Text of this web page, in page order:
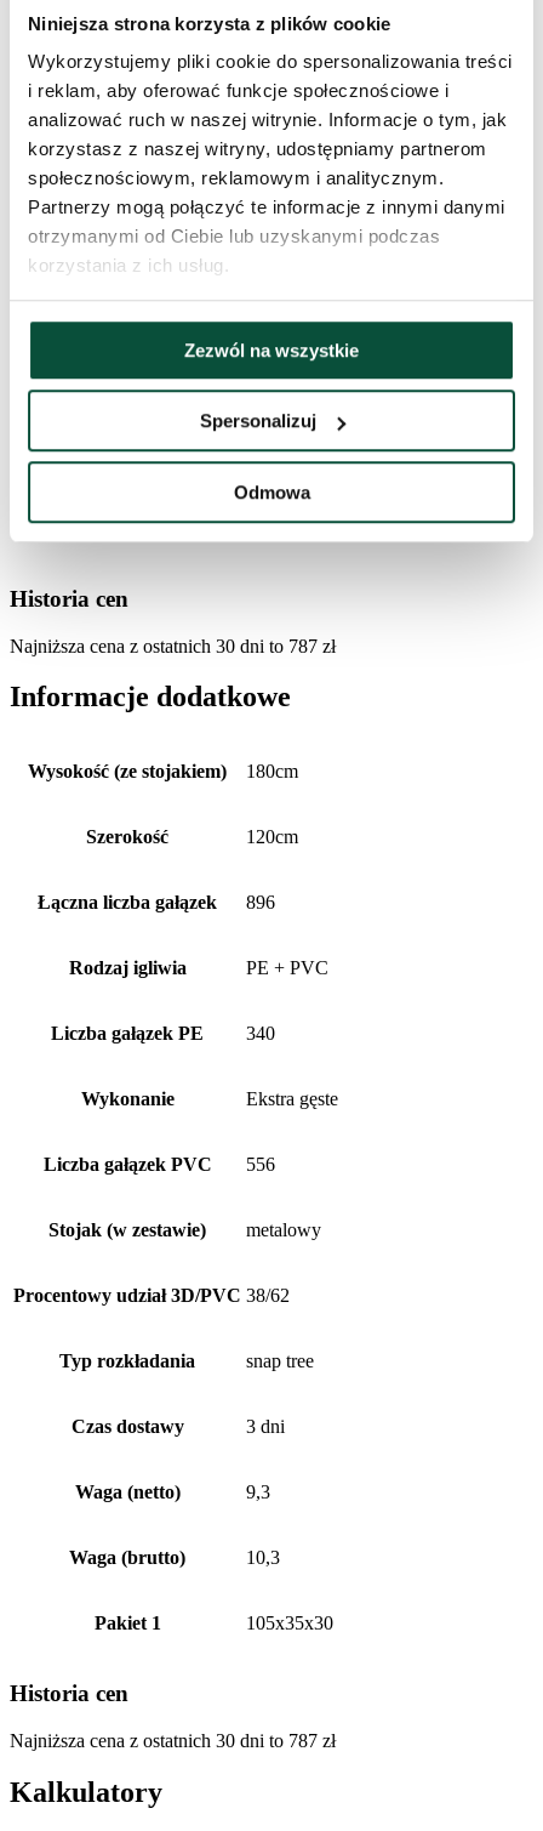
Niniejsza strona korzysta z plików cookie
Wykorzystujemy pliki cookie do spersonalizowania treści
i reklam, aby oferować funkcje społecznościowe i
analizować ruch w naszej witrynie. Informacje o tym, jak
korzystasz z naszej witryny, udostępniamy partnerom
społecznościowym, reklamowym i analitycznym.
Partnerzy mogą połączyć te informacje z innymi danymi
otrzymanymi od Ciebie lub uzyskanymi podczas
korzystania z ich usług.
Zezwól na wszystkie
Spersonalizuj
Odmowa
Liczba gałązek PVC 556
metalowy
Procentowy udział 3D/PVC 38/62
Typ rozkładania
Waga (netto) 9,3
Waga (brutto) 10,3
Pakiet 1 105x35x30
Historia cen
Najniższa cena z ostatnich 30 dni to 787 zł
Informacje dodatkowe
Wysokość (ze stojakiem) 180cm
Szerokość 120cm
Łączna liczba gałązek 896
Rodzaj igliwia PE + PVC
Liczba gałązek PE 340
Wykonanie Ekstra gęste
Liczba gałązek PVC 556
Stojak (w zestawie) metalowy
Procentowy udział 3D/PVC 38/62
Typ rozkładania snap tree
Czas dostawy 3 dni
Waga (netto) 9,3
Waga (brutto) 10,3
Pakiet 1 105x35x30
Historia cen
Najniższa cena z ostatnich 30 dni to 787 zł
Kalkulatory